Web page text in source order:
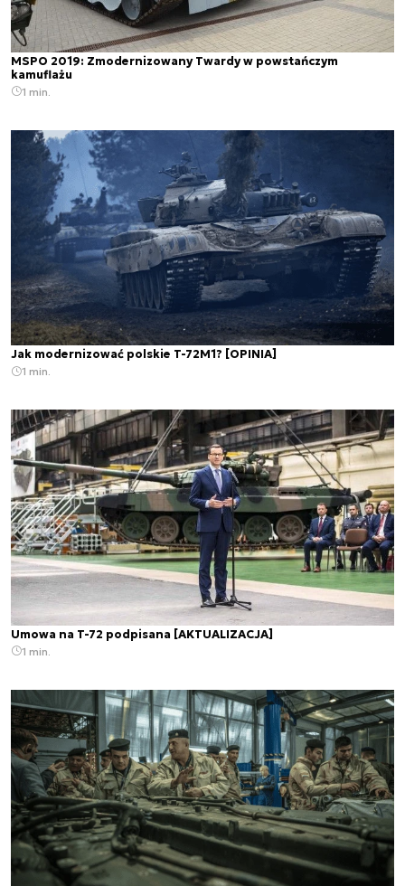
MSPO 2019: Zmodernizowany Twardy w powstańczym
kamuflażu
1 min.
Jak modernizować polskie T-72M1? [OPINIA]
1 min.
Umowa na T-72 podpisana [AKTUALIZACJA]
1 min.